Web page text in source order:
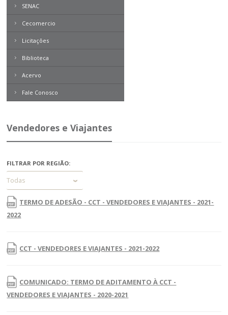
SENAC
Cecomercio
Licitações
Biblioteca
Boletim Direito
Contemporâneo
Revista Problemas Brasileiros
Livros
Acervo
Fale Conosco
Vendedores e Viajantes
FILTRAR POR REGIÃO:
Todas
TERMO DE ADESÃO - CCT - VENDEDORES E VIAJANTES - 2021-
2022
CCT - VENDEDORES E VIAJANTES - 2021-2022
COMUNICADO: TERMO DE ADITAMENTO À CCT -
VENDEDORES E VIAJANTES - 2020-2021